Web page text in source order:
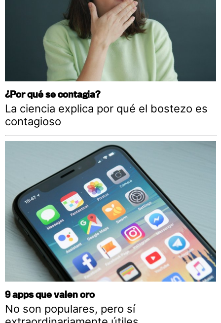
¿Por qué se contagia?
La ciencia explica por qué el bostezo es
contagioso
9 apps que valen oro
No son populares, pero sí